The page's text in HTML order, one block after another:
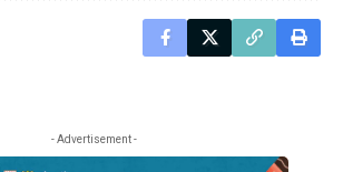
- Advertisement -